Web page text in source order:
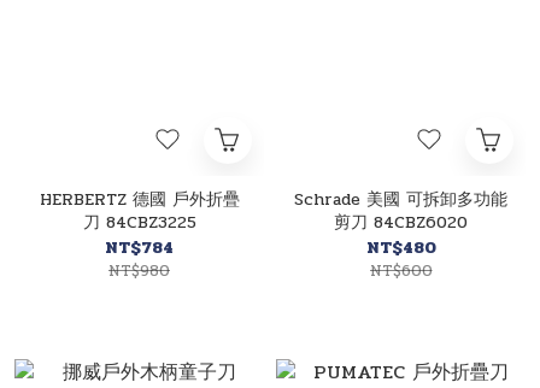
HERBERTZ 德國 戶外折疊
刀 84CBZ3225
NT$784
NT$980
Schrade 美國 可拆卸多功能
剪刀 84CBZ6020
NT$480
NT$600